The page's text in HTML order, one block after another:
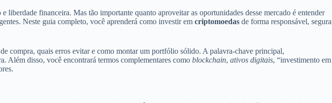
liberdade financeira. Mas tão importante quanto aproveitar as oportunidades desse mercado é entender
Neste guia completo, você aprenderá como investir em criptomoedas de forma responsável, segura
compra, quais erros evitar e como montar um portfólio sólido. A palavra-chave principal,
Além disso, você encontrará termos complementares como blockchain, ativos digitais, “investimento em